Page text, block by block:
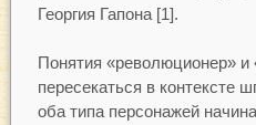
Георгия Гапона [1].
Понятия «революционер» и
пересекаться в контексте
оба типа персонажей